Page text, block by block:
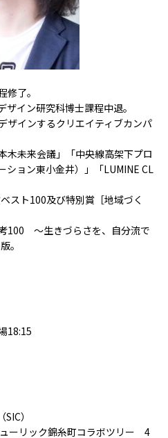
了。
イン研究科博士課程中退。
ザインするクリエイティブカンパ
木未来会議」「中央線高架下プロ
ション東小金井）」「LUMINE CL
スト100及び特別賞［地域づく
100 〜生きづらさを、自分流で
。
18:15
）
ーリック錦糸町コラボツリー 4